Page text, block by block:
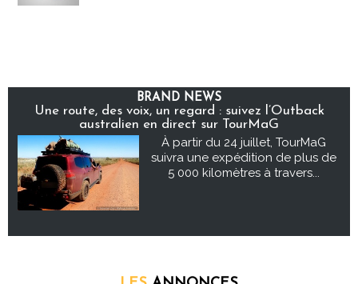
BRAND NEWS
Une route, des voix, un regard : suivez l’Outback
australien en direct sur TourMaG
À partir du 24 juillet, TourMaG
suivra une expédition de plus de
5 000 kilomètres à travers...